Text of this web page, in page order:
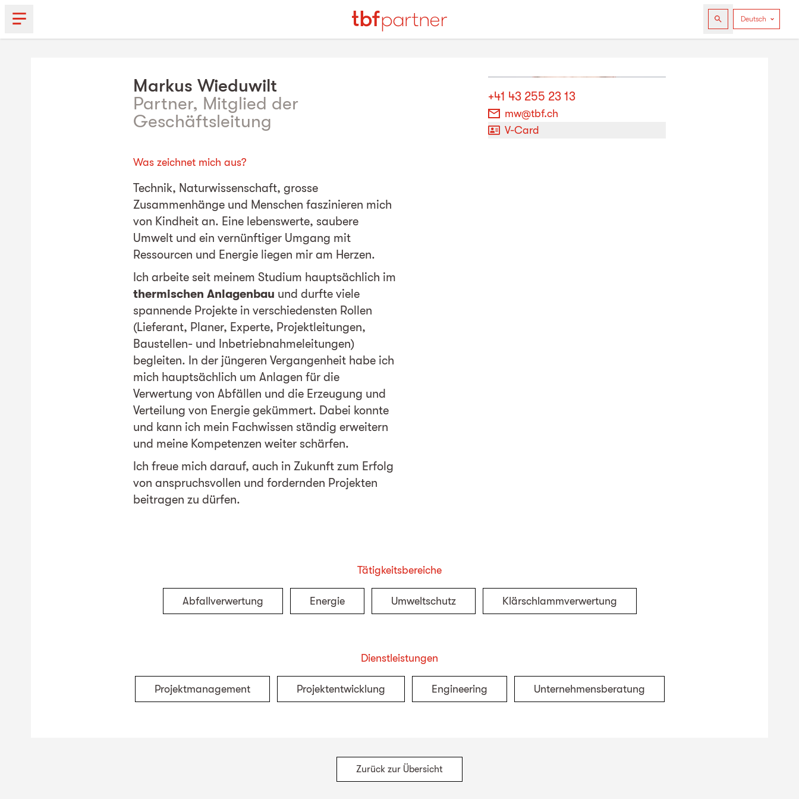
Markus Wieduwilt
Partner, Mitglied der
Geschäftsleitung
Was zeichnet mich aus?
Technik, Naturwissenschaft, grosse
Zusammenhänge und Menschen faszinieren mich
von Kindheit an. Eine lebenswerte, saubere
Umwelt und ein vernünftiger Umgang mit
Ressourcen und Energie liegen mir am Herzen.
Ich arbeite seit meinem Studium hauptsächlich im
thermischen Anlagenbau und durfte viele
spannende Projekte in verschiedensten Rollen
(Lieferant, Planer, Experte, Projektleitungen,
Baustellen- und Inbetriebnahmeleitungen)
begleiten. In der jüngeren Vergangenheit habe ich
mich hauptsächlich um Anlagen für die
Verwertung von Abfällen und die Erzeugung und
Verteilung von Energie gekümmert. Dabei konnte
und kann ich mein Fachwissen ständig erweitern
und meine Kompetenzen weiter schärfen.
Ich freue mich darauf, auch in Zukunft zum Erfolg
von anspruchsvollen und fordernden Projekten
beitragen zu dürfen.
+41 43 255 23 13
mw@tbf.ch
V-Card
Tätigkeitsbereiche
Abfallverwertung Energie Umweltschutz Klärschlammverwertung
Dienstleistungen
Projektmanagement Projektentwicklung Engineering Unternehmensberatung
Zurück zur Übersicht